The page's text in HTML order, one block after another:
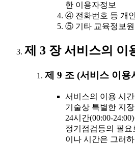
한 이용자정보
④ 전화번호 등 개
⑤ 기타 교육정보
제 3 장 서비스의 이
제 9 조 (서비스 이용
서비스의 이용 시
기술상 특별한 지
24시간(00:00-
정기점검등의 필
이나 시간은 그러